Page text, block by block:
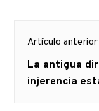
de
entradas
Artículo anterior
Artículo
anterior
La antigua
injerencia